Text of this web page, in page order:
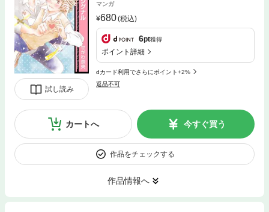
試し読み
マンガ
680(税込)
6pt獲得
ポイント詳細
dカード利用でさらにポイント+2%
返品不可
カートへ 今すぐ買う
作品をチェックする
作品情報へ